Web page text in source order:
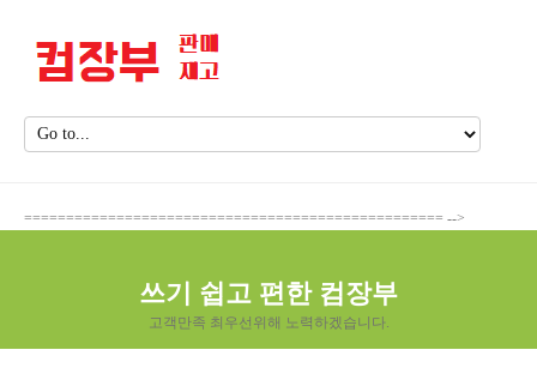
================================================== -->
쓰기 쉽고 편한 컴장부
고객만족 최우선위해 노력하겠습니다.